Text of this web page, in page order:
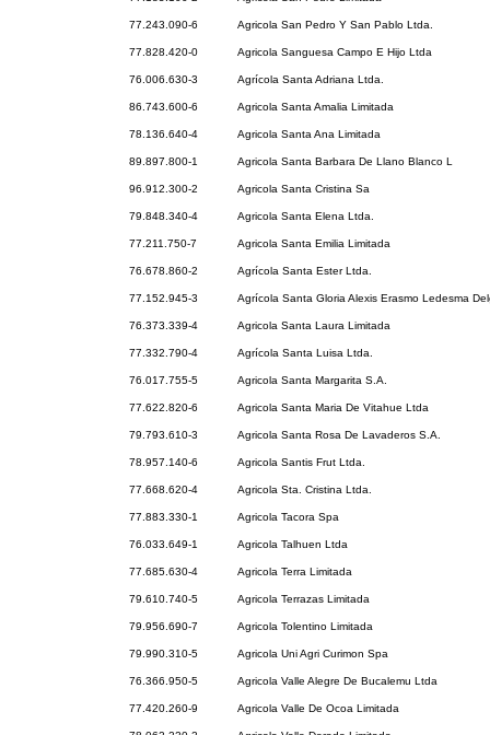
77.243.090-6 Agricola San Pedro Y San Pablo Ltda.
77.828.420-0 Agricola Sanguesa Campo E Hijo Ltda
76.006.630-3 Agrícola Santa Adriana Ltda.
86.743.600-6 Agricola Santa Amalia Limitada
78.136.640-4 Agricola Santa Ana Limitada
89.897.800-1 Agricola Santa Barbara De Llano Blanco L
96.912.300-2 Agricola Santa Cristina Sa
79.848.340-4 Agricola Santa Elena Ltda.
77.211.750-7 Agricola Santa Emilia Limitada
76.678.860-2 Agrícola Santa Ester Ltda.
77.152.945-3 Agrícola Santa Gloria Alexis Erasmo Ledesma
76.373.339-4 Agricola Santa Laura Limitada
77.332.790-4 Agrícola Santa Luisa Ltda.
76.017.755-5 Agricola Santa Margarita S.A.
77.622.820-6 Agricola Santa Maria De Vitahue Ltda
79.793.610-3 Agricola Santa Rosa De Lavaderos S.A.
78.957.140-6 Agricola Santis Frut Ltda.
77.668.620-4 Agricola Sta. Cristina Ltda.
77.883.330-1 Agricola Tacora Spa
76.033.649-1 Agricola Talhuen Ltda
77.685.630-4 Agricola Terra Limitada
79.610.740-5 Agricola Terrazas Limitada
79.956.690-7 Agricola Tolentino Limitada
79.990.310-5 Agricola Uni Agri Curimon Spa
76.366.950-5 Agricola Valle Alegre De Bucalemu Ltda
77.420.260-9 Agricola Valle De Ocoa Limitada